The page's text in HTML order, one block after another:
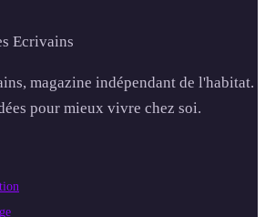
magazine indépendant de l'habitat.
pour mieux vivre chez soi.